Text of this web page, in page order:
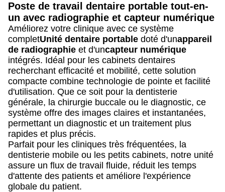
Poste de travail dentaire portable tout-en-
un avec radiographie et capteur numérique
Améliorez votre clinique avec ce système
completUnité dentaire portable doté d'unappareil
de radiographie et d'uncapteur numérique
intégrés. Idéal pour les cabinets dentaires
recherchant efficacité et mobilité, cette solution
compacte combine technologie de pointe et facilité
d'utilisation. Que ce soit pour la dentisterie
générale, la chirurgie buccale ou le diagnostic, ce
système offre des images claires et instantanées,
permettant un diagnostic et un traitement plus
rapides et plus précis.
Parfait pour les cliniques très fréquentées, la
dentisterie mobile ou les petits cabinets, notre unité
assure un flux de travail fluide, réduit les temps
d'attente des patients et améliore l'expérience
globale du patient.